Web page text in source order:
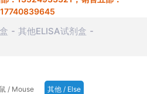
其他ELISA试剂盒
/ Mouse 其他 / Else